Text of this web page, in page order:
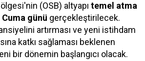
(OSB) altyapı temel atma
günü gerçekleştirilecek.
artırması ve yeni istihdam
katkı sağlaması beklenen
bir dönemin başlangıcı olacak.